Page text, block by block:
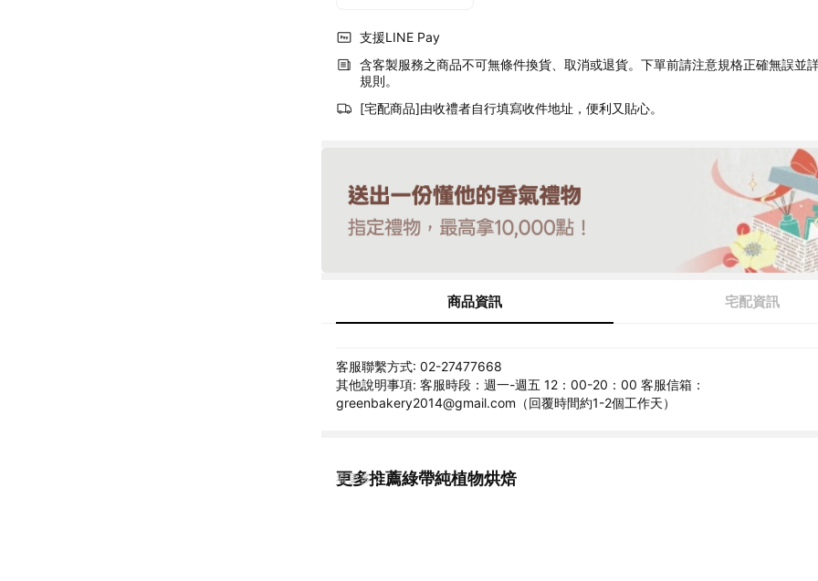
支援LINE Pay
含客製服務之商品不可無條件換貨、取消或退貨。下單前請注意規格正確無誤並
規則。
[宅配商品]由收禮者自行填寫收件地址，便利又貼心。
商品資訊 宅配資訊
客服聯繫方式: 02-27477668
其他說明事項: 客服時段：週一-週五 12：00-20：00 客服信箱：
greenbakery2014@gmail.com（回覆時間約1-2個工作天）
更多推薦綠帶純植物烘焙
看更多